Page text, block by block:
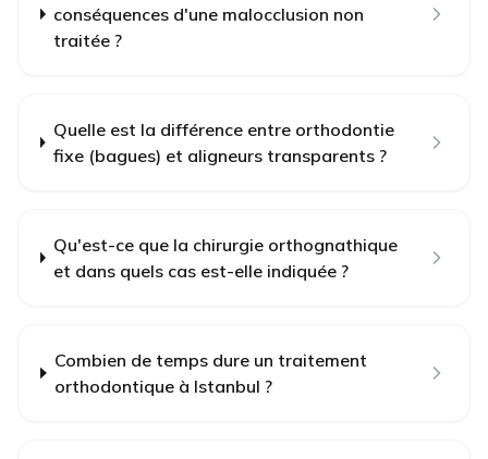
conséquences d'une malocclusion non
traitée ?
Quelle est la différence entre orthodontie
fixe (bagues) et aligneurs transparents ?
Qu'est-ce que la chirurgie orthognathique
et dans quels cas est-elle indiquée ?
Combien de temps dure un traitement
orthodontique à Istanbul ?